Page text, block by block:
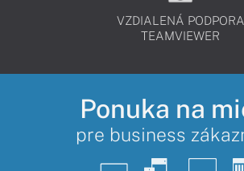
VZDIALENÁ PODPORA
TEAMVIEWER
Ponuka na
pre business